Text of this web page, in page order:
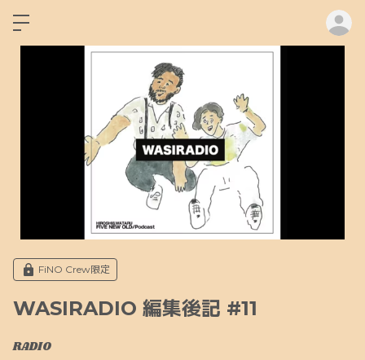
FiNO Crew限定
WASIRADIO 編集後記 #11
RADIO